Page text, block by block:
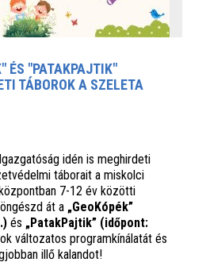
ÉS "PATAKPAJTIK"
TÁBOROK A SZELETA
idén is meghirdeti
táborait a miskolci
7-12 év közötti
át a „GeoKópék”
és „PatakPajtik” (időpont:
változatos programkínálatát és
illő kalandot!